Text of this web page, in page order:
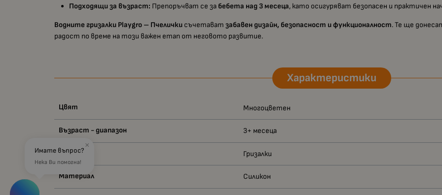
Подходящи за възраст: Препоръчват се за бебета над 3 месеца, като осигуряват безопасен и практичен
Водните гризалки Playgro – Пчелички съчетаватзабавен дизайн, безопасност и функционалност. Те ще
радост по време на този важен етап от неговото развитие.
Характеристики
Цвят Многоцветен
Възраст - диапазон 3+ месеца
Вид Гризалки
Материал Силикон
×
Имате въпрос?
Нека Ви помогна!